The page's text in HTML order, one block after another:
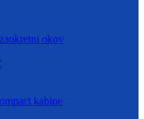
okov
kabine